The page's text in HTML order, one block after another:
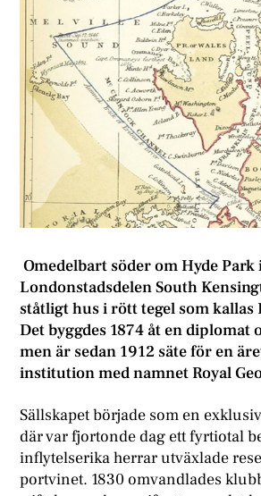
Omedelbart söder om Hyde Park
Londonstadsdelen South
ståtligt hus i rött tegel som kallas
Det byggdes 1874 åt en diplomat
men är sedan 1912 säte för en
institution med namnet Royal
Sällskapet började som en
där var fjortonde dag ett fyrtiotal
inflytelserika herrar utväxlade
portvinet. 1830 omvandlades